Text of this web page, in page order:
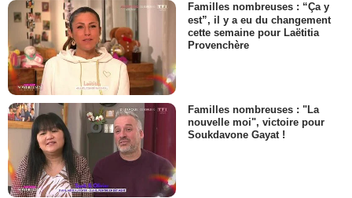
Familles nombreuses : “Ça y
est”, il y a eu du changement
cette semaine pour Laëtitia
Provenchère
Familles nombreuses : "La
nouvelle moi", victoire pour
Soukdavone Gayat !